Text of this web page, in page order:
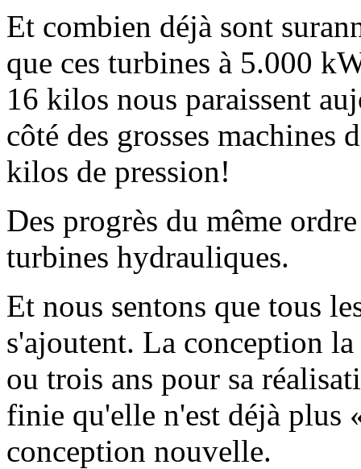
Et combien déjà sont
que ces turbines à 5.000
16 kilos nous paraissent
côté des grosses
kilos de pression!
Des progrès du même
turbines hydrauliques.
Et nous sentons que tous
s'ajoutent. La conception
ou trois ans pour sa
finie qu'elle n'est déjà plus
conception nouvelle.